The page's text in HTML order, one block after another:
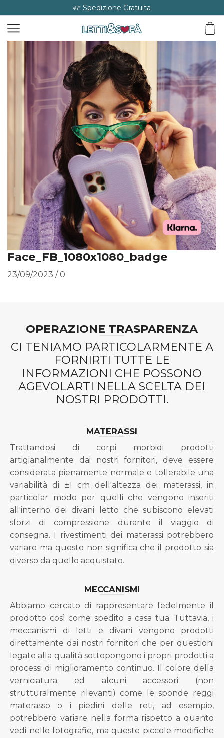
Spedizione Gratuita
Face_FB_1080x1080_badge
23/09/2023 / 0
OPERAZIONE TRASPARENZA
CI TENIAMO PARTICOLARMENTE A
FORNIRTI TUTTE LE
INFORMAZIONI CHE POSSONO
AGEVOLARTI NELLA SCELTA DEI
NOSTRI PRODOTTI.
MATERASSI
Trattandosi di corpi morbidi prodotti
artigianalmente dai nostri fornitori, deve essere
considerata pienamente normale e tollerabile una
variabilità di ±1 cm dell'altezza dei materassi, in
particolar modo per quelli che vengono inseriti
all'interno dei divani letto che subiscono elevati
sforzi di compressione durante il viaggio di
consegna. I rivestimenti dei materassi potrebbero
variare ma questo non significa che il prodotto sia
diverso da quello acquistato.
MECCANISMI
Abbiamo cercato di rappresentare fedelmente il
prodotto così come spedito a casa tua. Tuttavia, i
meccanismi di letti e divani vengono prodotti
direttamente dai nostri fornitori che per questioni
legate alla qualità sottopongono i propri prodotti a
processi di miglioramento continuo. Il colore della
verniciatura ed alcuni accessori (non
strutturalmente rilevanti) come le sponde reggi
materasso o i piedini delle reti, ad esempio,
potrebbero variare nella forma rispetto a quanto
vedi nelle fotografie, ma queste piccole modifiche